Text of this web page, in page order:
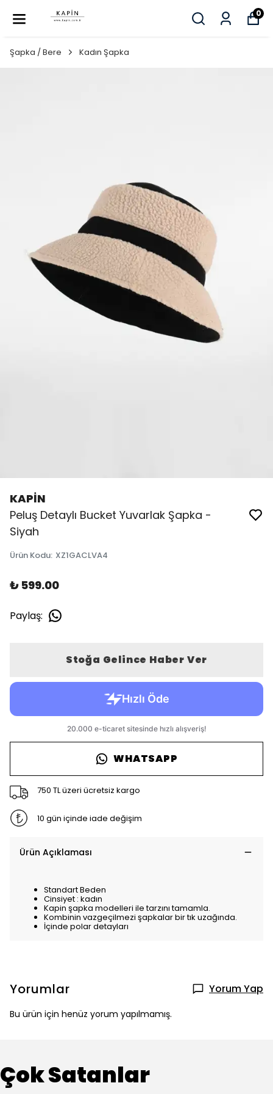
0
Şapka / Bere Kadın Şapka
KAPİN
Peluş Detaylı Bucket Yuvarlak Şapka -
Siyah
Ürün Kodu: XZ1GACLVA4
₺ 599.00
Paylaş:
Stoğa Gelince Haber Ver
WHATSAPP
750 TL üzeri ücretsiz kargo
10 gün içinde iade değişim
Ürün Açıklaması
Standart Beden
Cinsiyet : kadın
Kapin şapka modelleri ile tarzını tamamla.
Kombinin vazgeçilmezi şapkalar bir tık uzağında.
İçinde polar detayları
Yorumlar Yorum Yap
Bu ürün için henüz yorum yapılmamış.
Çok Satanlar